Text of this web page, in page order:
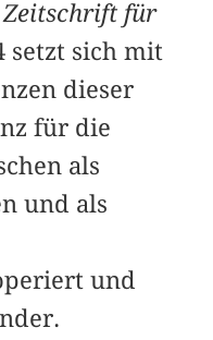
Zeitschrift für
setzt sich mit
dieser
für die
als
und als
und